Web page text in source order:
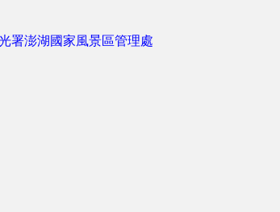
署澎湖國家風景區管理處